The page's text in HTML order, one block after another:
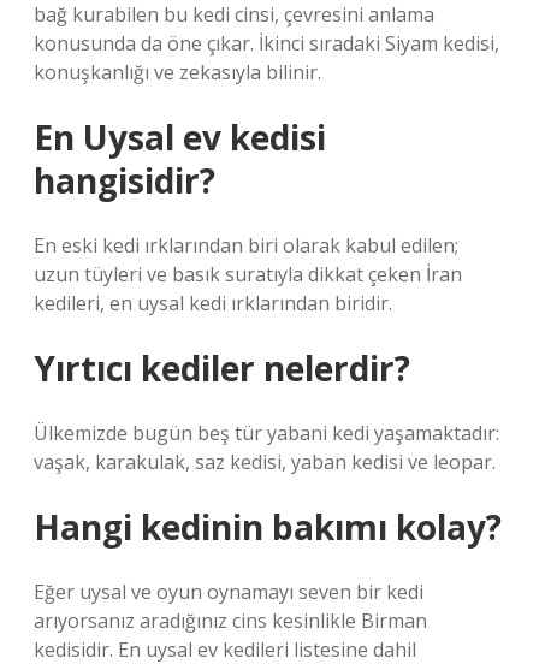
bağ kurabilen bu kedi cinsi, çevresini anlama
konusunda da öne çıkar. İkinci sıradaki Siyam kedisi,
konuşkanlığı ve zekasıyla bilinir.
En Uysal ev kedisi
hangisidir?
En eski kedi ırklarından biri olarak kabul edilen;
uzun tüyleri ve basık suratıyla dikkat çeken İran
kedileri, en uysal kedi ırklarından biridir.
Yırtıcı kediler nelerdir?
Ülkemizde bugün beş tür yabani kedi yaşamaktadır:
vaşak, karakulak, saz kedisi, yaban kedisi ve leopar.
Hangi kedinin bakımı kolay?
Eğer uysal ve oyun oynamayı seven bir kedi
arıyorsanız aradığınız cins kesinlikle Birman
kedisidir. En uysal ev kedileri listesine dahil